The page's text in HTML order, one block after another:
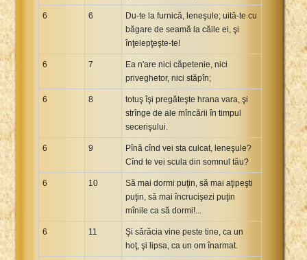
6 6
Du-te la furnică, leneşule; uită-te cu
băgare de seamă la căile ei, şi
înţelepţeşte-te!
6 7
Ea n'are nici căpetenie, nici
priveghetor, nici stăpîn;
6 8
totuş îşi pregăteşte hrana vara, şi
strînge de ale mîncării în timpul
secerişului.
6 9
Pînă cînd vei sta culcat, leneşule?
Cînd te vei scula din somnul tău?
6 10
Să mai dormi puţin, să mai aţipeşti
puţin, să mai încrucişezi puţin
mînile ca să dormi!...
6 11
Şi sărăcia vine peste tine, ca un
hoţ, şi lipsa, ca un om înarmat.